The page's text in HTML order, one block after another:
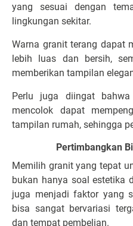
yang sesuai dengan
lingkungan sekitar.
Warna granit terang dapat
lebih luas dan bersih,
memberikan tampilan
Perlu juga diingat
mencolok dapat
tampilan rumah, sehingga
Pertimbangkan
Memilih granit yang tepat
bukan hanya soal estetika
juga menjadi faktor yang
bisa sangat bervariasi
dan tempat pembelian.